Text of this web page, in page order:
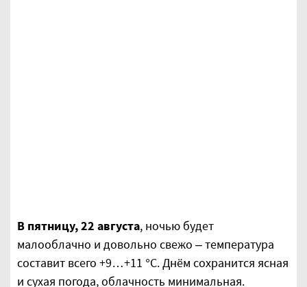
В пятницу, 22 августа, ночью будет
малооблачно и довольно свежо – температура
составит всего +9…+11 °С. Днём сохранится ясная
и сухая погода, облачность минимальная.